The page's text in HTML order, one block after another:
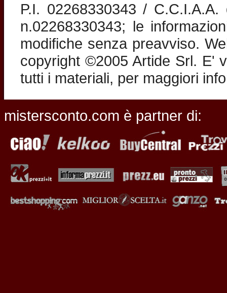
P.I. 02268330343 /
n.02268330343; le
modifiche senza preavviso.
copyright ©2005 Artide Srl. E'
tutti i materiali, per maggiori
mistersconto.com è partner di: